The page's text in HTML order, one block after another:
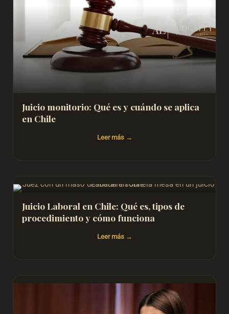
Juicio monitorio: Qué es y cuándo se aplica
en Chile
Leer más
Juicio Laboral en Chile: Qué es, tipos de
procedimiento y cómo funciona
Leer más